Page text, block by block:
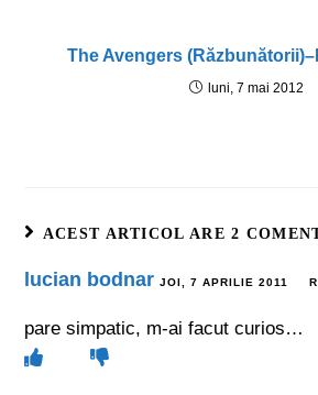
The Avengers
luni, 7 mai 2012
ACEST ARTICOL ARE 2
lucian bodnar JOI, 7 APRILIE 2011
pare simpatic, m-ai facut curios…